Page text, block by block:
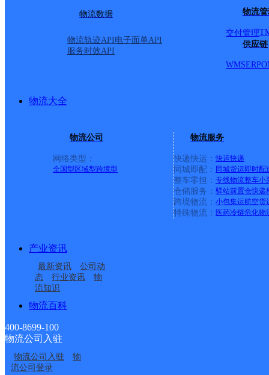
物流数据
物流轨迹API电子面单API
服务时效API
物流
交付管理
供应链
WMSERP
物流大全
物流公司
网络类型：
全国型 区域型跨境型
物流服务
快递快运： 快运快递
同城即配： 同城货运即时配
整车零担： 专线物流整车小
仓储服务： 驿站前置仓快递
跨境物流： 小包集运航空货
特殊物流： 医药冷链危化物
产业资讯
最新资讯
公司动
态
行业资讯
物
流知识
物流百科
400-8699-100
物流公司入驻
物流公司入驻
物
流公司登录
圆通速递 更多号码
地址
派送范围:汉南城区
详情
首页
最新网点
圆通速递
顺丰速运
顺丰速运